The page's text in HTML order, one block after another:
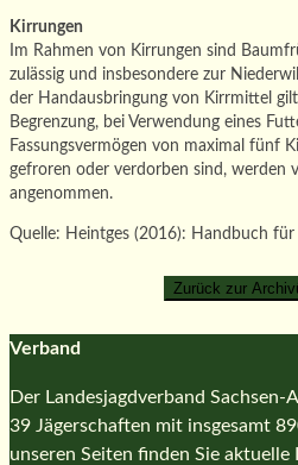
Kirrungen
Im Rahmen von Kirrungen sind
zulässig und insbesondere zur
der Handausbringung von Kirrmittel
Begrenzung, bei Verwendung eines
Fassungsvermögen von maximal fünf
gefroren oder verdorben sind, werden
angenommen.
Quelle: Heintges (2016): Handbuch
Verband
Der Landesjagdverband
39 Jägerschaften mit insgesamt
unseren Seiten finden Sie